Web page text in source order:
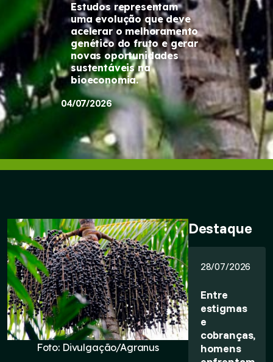
Estudos representam
uma evolução que deve
acelerar o melhoramento
genético do fruto e gerar
novas oportunidades
sustentáveis na
bioeconomia.
04/07/2026
Foto: Divulgação/Agranus
Destaque
28/07/2026
Entre
estigmas
e
cobranças,
homens